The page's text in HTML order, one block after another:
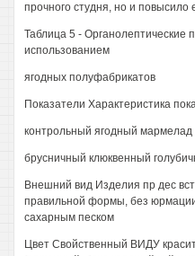
прочного студня, но и повысило
Таблица 5 - Органолептические
использованием
ягодных полуфабрикатов
Показатели Характеристика
контрольный ягодный мармелад
брусничный клюквенный
Внешний вид Изделия пр дес
правильной формы, без
сахарным песком
Цвет Свойственный ВИДУ